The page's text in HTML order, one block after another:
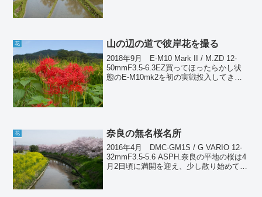
花 山の辺の道で彼岸花を撮る
2018年9月 E-M10 Mark II / M.ZD 12-
50mmF3.5-6.3EZ買ってほったらかし状
態のE-M10mk2を初の実戦投入してき
花 奈良の無名桜名所
2016年4月 DMC-GM1S / G VARIO 12-
32mmF3.5-5.6 ASPH.奈良の平地の桜は4
月2日頃に満開を迎え、少し散り始めてい